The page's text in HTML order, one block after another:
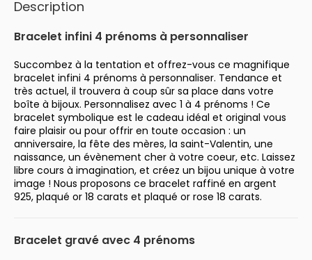
Description
Bracelet infini 4 prénoms à personnaliser
Succombez à la tentation et offrez-vous ce magnifique
bracelet infini 4 prénoms à personnaliser. Tendance et
très actuel, il trouvera à coup sûr sa place dans votre
boîte à bijoux. Personnalisez avec 1 à 4 prénoms ! Ce
bracelet symbolique est le cadeau idéal et original vous
faire plaisir ou pour offrir en toute occasion : un
anniversaire, la fête des mères, la saint-Valentin, une
naissance, un évènement cher à votre coeur, etc. Laissez
libre cours à imagination, et créez un bijou unique à votre
image ! Nous proposons ce bracelet raffiné en argent
925, plaqué or 18 carats et plaqué or rose 18 carats.
Bracelet gravé avec 4 prénoms